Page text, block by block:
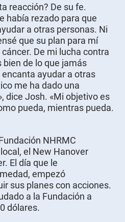
reacción? De su fe.
había rezado para que
a otras personas. Ni
que su plan para mí
De mi lucha contra
de lo que jamás
ayudar a otras
me ha dado una
dice Josh. «Mi objetivo es
pueda, mientras pueda.
NHRMC
el New Hanover
El día que le
empezó
sus planes con acciones.
a la Fundación a
dólares.